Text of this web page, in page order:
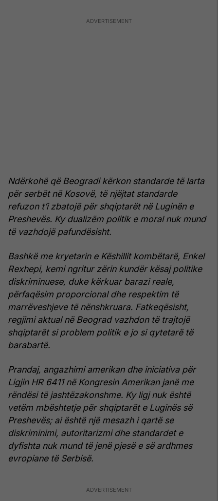
Ndërkohë që Beogradi kërkon standarde të larta
për serbët në Kosovë, të njëjtat standarde
refuzon t’i zbatojë për shqiptarët në Luginën e
Preshevës. Ky dualizëm politik e moral nuk mund
të vazhdojë pafundësisht.
Bashkë me kryetarin e Këshillit kombëtarë, Enkel
Rexhepi, kemi ngritur zërin kundër kësaj politike
diskriminuese, duke kërkuar barazi reale,
përfaqësim proporcional dhe respektim të
marrëveshjeve të nënshkruara. Fatkeqësisht,
regjimi aktual në Beograd vazhdon të trajtojë
shqiptarët si problem politik e jo si qytetarë të
barabartë.
Prandaj, angazhimi amerikan dhe iniciativa për
Ligjin HR 6411 në Kongresin Amerikan janë me
rëndësi të jashtëzakonshme. Ky ligj nuk është
vetëm mbështetje për shqiptarët e Luginës së
Preshevës; ai është një mesazh i qartë se
diskriminimi, autoritarizmi dhe standardet e
dyfishta nuk mund të jenë pjesë e së ardhmes
evropiane të Serbisë.